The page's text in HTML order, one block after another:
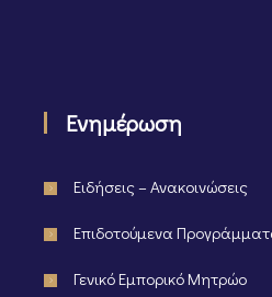
Ενημέρωση
Ειδήσεις – Ανακοινώσεις
Επιδοτούμενα
Γενικό Εμπορικό Μητρώο